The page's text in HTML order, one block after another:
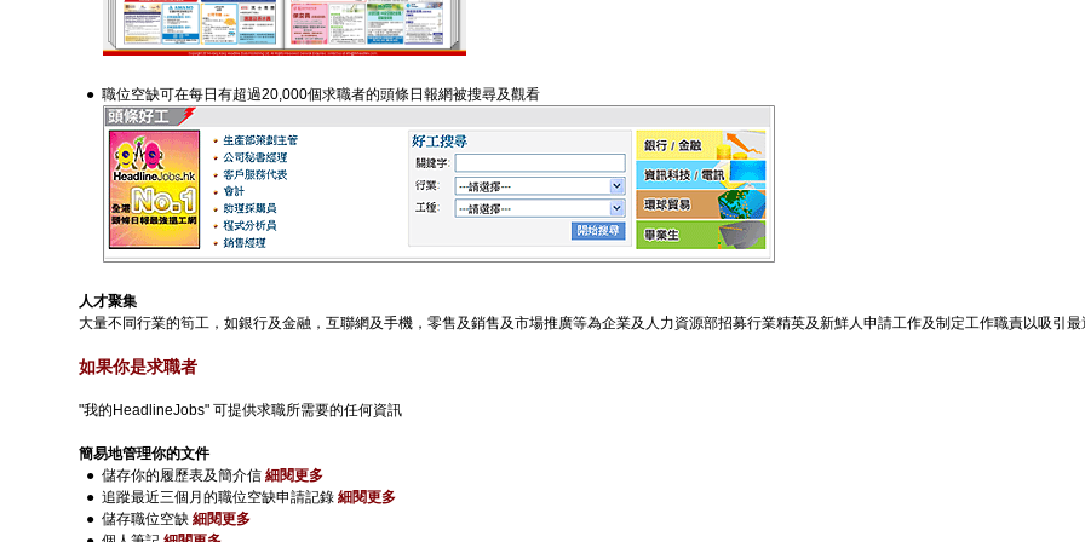
● 職位空缺可在每日有超過20,000個求職者的頭條日報網被搜尋及觀看
人才聚集
大量不同行業的筍工，如銀行及金融，互聯網及手機，零售及銷售及市場推廣等為企業及人力資源部招募行業精英及新鮮人申請工作及制定工作職責以吸引最
如果你是求職者
"我的HeadlineJobs" 可提供求職所需要的任何資訊
簡易地管理你的文件
● 儲存你的履歷表及簡介信 細閱更多
● 追蹤最近三個月的職位空缺申請記錄 細閱更多
● 儲存職位空缺 細閱更多